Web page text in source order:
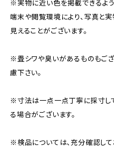
※実物に近い色を掲載できるよ
端末や閲覧環境により、写真と
見えることがございます。
※畳シワや臭いがあるものもご
慮下さい。
※寸法は一点一点丁寧に採寸し
る場合がございます。
※検品については、充分確認して